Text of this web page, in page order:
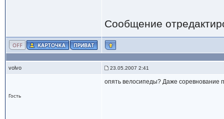
Сообщение
volvo 23.05.2007 2:41
Гость
опять велосипеды? Даже соревнование